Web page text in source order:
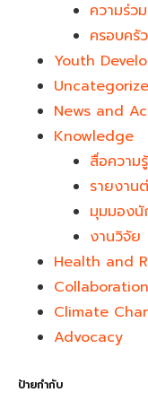
ความร่ว
ครอบครั
Youth
News and
Knowledge
สื่อความ
รายงาน
มุมมอง
งานวิจัย
Health and
Climate
Advocacy
ป้ายกำกับ